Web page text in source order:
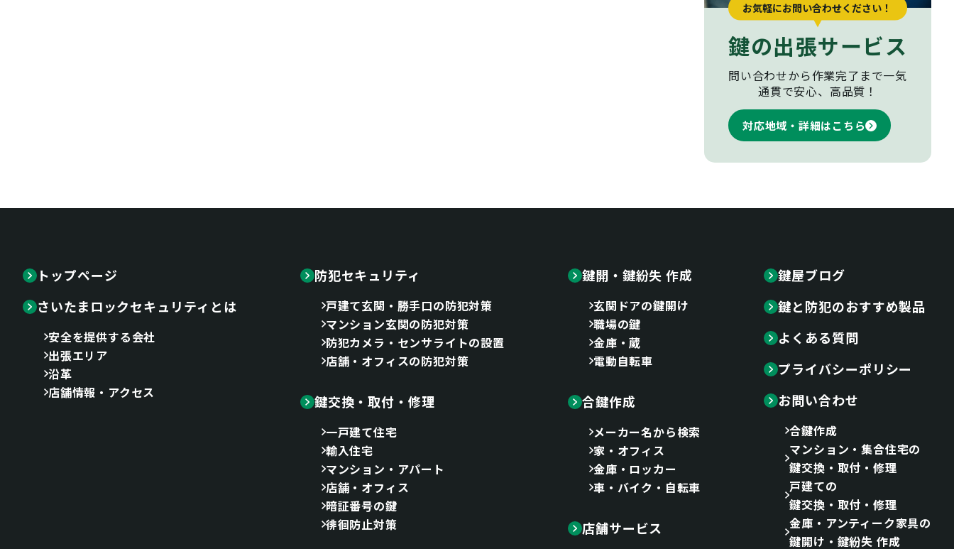
お気軽にお問い合わせください！
鍵の出張サービス
問い合わせから作業完了まで一気
通貫で安心、高品質！
対応地域・詳細はこちら
トップページ
さいたまロックセキュリティとは
安全を提供する会社
出張エリア
沿革
店舗情報・アクセス
防犯セキュリティ
戸建て玄関・勝手口の防犯対策
マンション玄関の防犯対策
防犯カメラ・センサライトの設置
店舗・オフィスの防犯対策
鍵交換・取付・修理
一戸建て住宅
輸入住宅
マンション・アパート
店舗・オフィス
暗証番号の鍵
徘徊防止対策
鍵開・鍵紛失 作成
玄関ドアの鍵開け
職場の鍵
金庫・蔵
電動自転車
合鍵作成
メーカー名から検索
家・オフィス
金庫・ロッカー
車・バイク・自転車
店舗サービス
鍵屋ブログ
鍵と防犯のおすすめ製品
よくある質問
プライバシーポリシー
お問い合わせ
合鍵作成
マンション・集合住宅の
鍵交換・取付・修理
戸建ての
鍵交換・取付・修理
金庫・アンティーク家具の
鍵開け・鍵紛失 作成